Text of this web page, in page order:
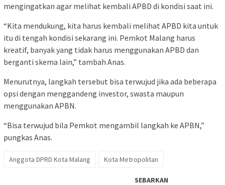
mengingatkan agar melihat kembali APBD di kondisi saat ini.
“Kita mendukung, kita harus kembali melihat APBD kita untuk
itu di tengah kondisi sekarang ini. Pemkot Malang harus
kreatif, banyak yang tidak harus menggunakan APBD dan
berganti skema lain,” tambah Anas.
Menurutnya, langkah tersebut bisa terwujud jika ada beberapa
opsi dengan menggandeng investor, swasta maupun
menggunakan APBN.
“Bisa terwujud bila Pemkot mengambil langkah ke APBN,”
pungkas Anas.
Anggota DPRD Kota Malang Kota Metropolitan
SEBARKAN